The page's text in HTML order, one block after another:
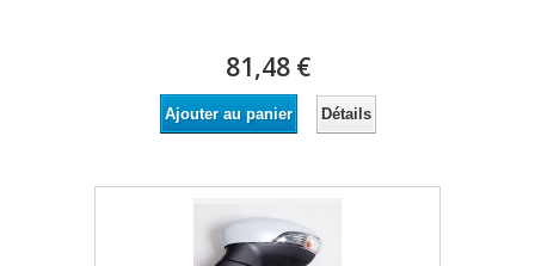
81,48 €
Ajouter au panier Détails